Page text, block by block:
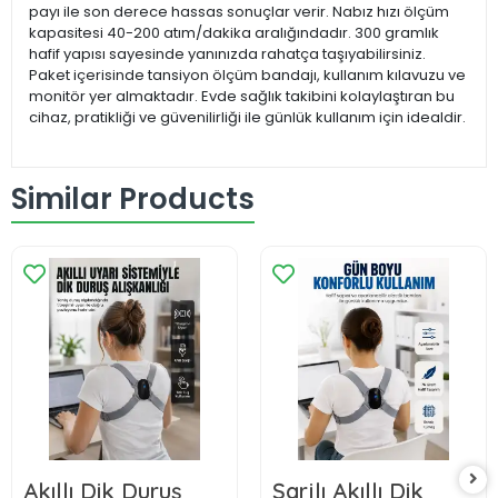
payı ile son derece hassas sonuçlar verir. Nabız hızı ölçüm
kapasitesi 40-200 atım/dakika aralığındadır. 300 gramlık
hafif yapısı sayesinde yanınızda rahatça taşıyabilirsiniz.
Paket içerisinde tansiyon ölçüm bandajı, kullanım kılavuzu ve
monitör yer almaktadır. Evde sağlık takibini kolaylaştıran bu
cihaz, pratikliği ve güvenilirliği ile günlük kullanım için idealdir.
Similar Products
Akıllı Dik Duruş Şarjlı Akıllı Dik